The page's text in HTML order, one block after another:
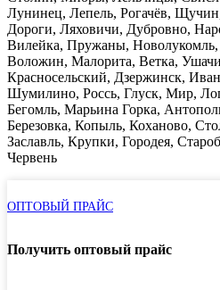
Лунинец, Лепель, Рогачёв,
Дороги, Ляховичи, Дубровно,
Вилейка, Пружаны,
Воложин, Малорита, Ветка,
Красносельский, Дзержинск,
Шумилино, Россь, Глуск, Мир,
Бегомль, Марьина Горка,
Березовка, Копыль, Коханово,
Заславль, Крупки, Городея,
Червень
ОПТОВЫЙ ПРАЙС
Получить оптовый прайс